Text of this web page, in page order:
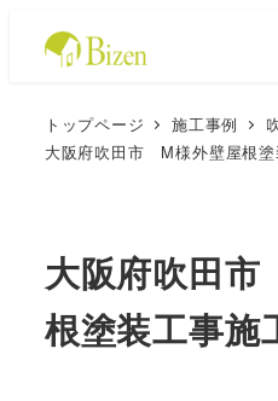
トップページ 施工事例
大阪府吹田市 M様外壁屋根塗
大阪府吹田
根塗装工事施